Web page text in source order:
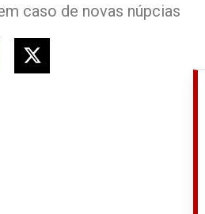
caso de novas núpcias